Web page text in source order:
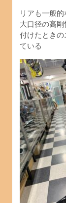
リアも一般
大口径の高
付けたとき
ている